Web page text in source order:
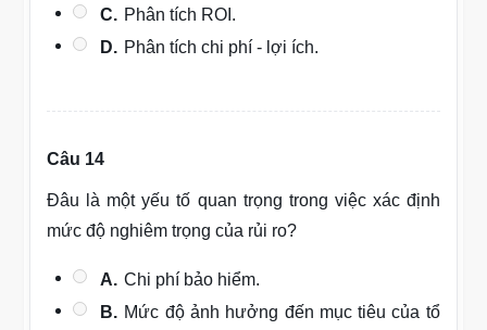
C. Phân tích ROI.
D. Phân tích chi phí - lợi ích.
Câu 14
Đâu là một yếu tố quan trọng trong việc xác định
mức độ nghiêm trọng của rủi ro?
A. Chi phí bảo hiểm.
B. Mức độ ảnh hưởng đến mục tiêu của tổ